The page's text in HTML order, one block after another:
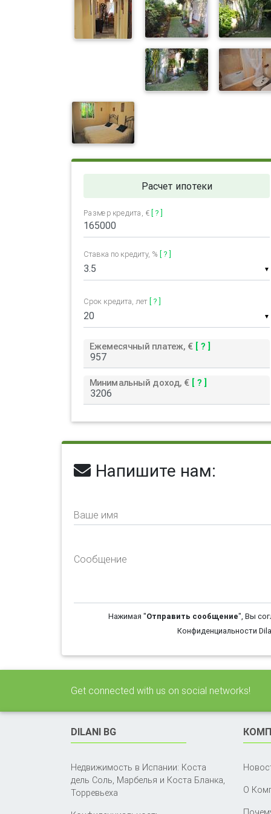
Расчет ипотеки
Размер кредита, € [ ? ]
▼
Ставка по кредиту, % [ ? ]
▼
Срок кредита, лет [ ? ]
Ежемесячный платеж, € [ ? ]
Минимальный доход, € [ ? ]
Напишите нам:
Ваше имя
Сообщение
Нажимая "Отправить сообщение", Вы
Конфиденциальности
Get connected with us on social networks!
DILANI BG
Недвижимость в Испании: Коста
дель Соль, Марбелья и Коста Бланка,
Торревьеха
О